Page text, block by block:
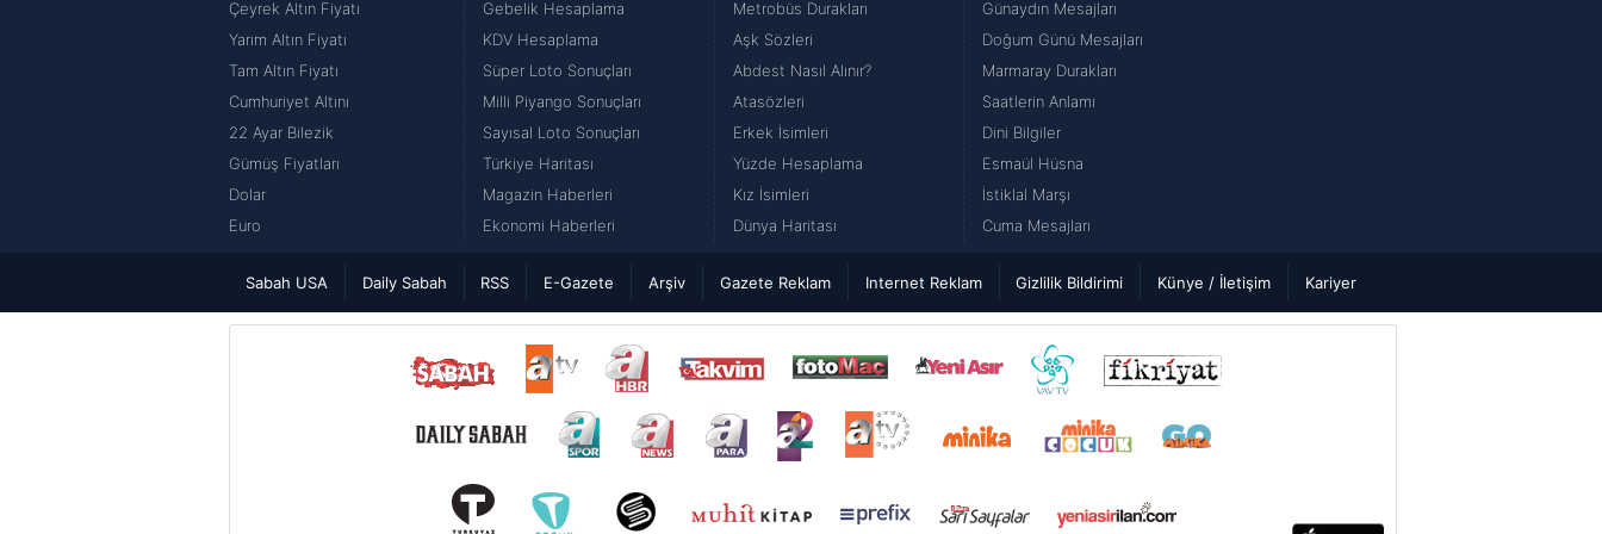
Çeyrek Altın Fiyatı
Yarım Altın Fiyatı
Tam Altın Fiyatı
Cumhuriyet Altını
22 Ayar Bilezik
Gümüş Fiyatları
Dolar
Euro
Gebelik Hesaplama
KDV Hesaplama
Süper Loto Sonuçları
Milli Piyango Sonuçları
Sayısal Loto Sonuçları
Türkiye Haritası
Magazin Haberleri
Ekonomi Haberleri
Metrobüs Durakları
Aşk Sözleri
Abdest Nasıl Alınır?
Atasözleri
Erkek İsimleri
Yüzde Hesaplama
Kız İsimleri
Dünya Haritası
Günaydın Mesajları
Doğum Günü Mesajları
Marmaray Durakları
Saatlerin Anlamı
Dini Bilgiler
Esmaül Hüsna
İstiklal Marşı
Cuma Mesajları
Sabah USA Daily Sabah RSS E-Gazete Arşiv Gazete Reklam Internet Reklam Gizlilik Bildirimi Künye / İletişim Kariyer